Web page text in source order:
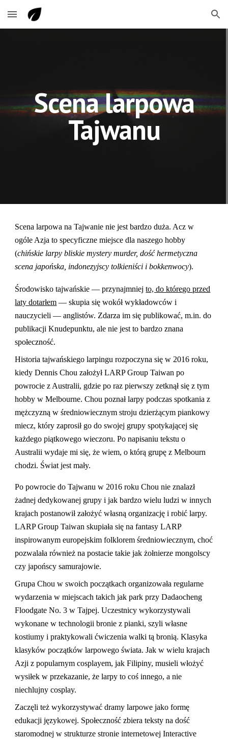
Skip to main content Skip to navigation
Scena larpowa
Tajwanu
Scena larpowa na Tajwanie nie jest bardzo duża. Acz w
ogóle Azja to specyficzne miejsce dla naszego hobby
(chińskie larpy bliskie mystery murder, dość hermetyczna
scena japońska, indonezyjscy tolkieniści i bokkenwocy).
Środowisko tajwańskie — przynajmniejto, do którego przed
laty dotarłem — skupia się wokół wykładowców i
nauczycieli — anglistów. Zdarza im się publikować, m.in. do
publikacji Knudepunktu, ale nie jest to bardzo znana
społeczność.
Historia tajwańskiego larpingu rozpoczyna się w 2016 roku,
kiedy Dennis Chou założył LARP Group Taiwan po
powrocie z Australii, gdzie po raz pierwszy zetknął się z tym
hobby w Melbourne. Chou poznał larpy podczas spotkania z
mężczyzną w średniowiecznym stroju dzierżącym piankowy
miecz, który zaprosił go do swojej grupy spotykającej się
każdego piątkowego wieczoru. Po napisaniu tekstu o
Australii wydaje mi się, że wiem, o którą grupę z Melbourn
chodzi. Świat jest mały.
Po powrocie do Tajwanu w 2016 roku Chou nie znalazł
żadnej dedykowanej grupy i jak bardzo wielu ludzi w innych
krajach postanowił założyć własną organizację i robić larpy.
LARP Group Taiwan skupiała się na fantasy LARP
inspirowanym europejskim folklorem średniowiecznym, choć
pozwalała również na postacie takie jak żołnierze mongolscy
czy japońscy samurajowie.
Grupa Chou w swoich początkach organizowała regularne
wydarzenia w miejscach takich jak park przy Dadaocheng
Floodgate No. 3 w Tajpej. Uczestnicy wykorzystywali
wykonane w technologii bronie z pianki, szyli własne
kostiumy i praktykowali ćwiczenia walki tą bronią. Klasyka
klasyków początków larpowego świata. Jak w wielu krajach
Azji z popularnym cosplayem, jak Filipiny, musieli włożyć
wysiłek w przekazanie, że larpy to coś innego, a nie
niechlujny cosplay.
Zaczęli też wykorzystywać dramy larpowe jako formę
edukacji językowej. Społeczność zbiera teksty na dość
staromodnej w strukturze stronie internetowej Interactive